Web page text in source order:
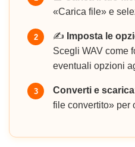
«Carica file» e
2 ✍️ Imposta le
Scegli WAV come
eventuali opzioni
3 Converti e
file convertito» per